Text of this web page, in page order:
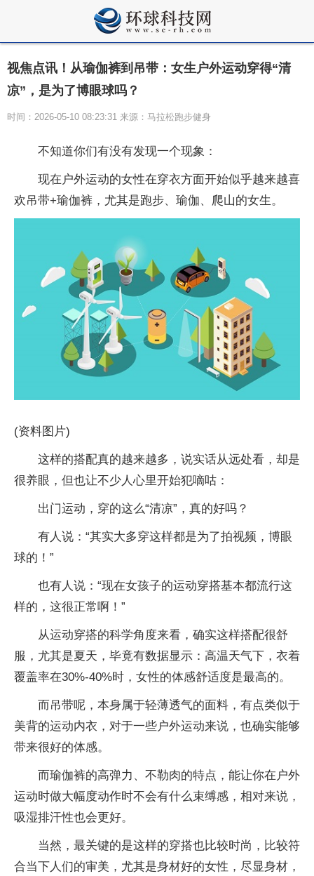
视焦点讯！从瑜伽裤到吊带：女生户外运动穿得“清
凉”，是为了博眼球吗？
时间：2026-05-10 08:23:31 来源：马拉松跑步健身
不知道你们有没有发现一个现象：
现在户外运动的女性在穿衣方面开始似乎越来越喜
欢吊带+瑜伽裤，尤其是跑步、瑜伽、爬山的女生。
(资料图片)
这样的搭配真的越来越多，说实话从远处看，却是
很养眼，但也让不少人心里开始犯嘀咕：
出门运动，穿的这么“清凉”，真的好吗？
有人说：“其实大多穿这样都是为了拍视频，博眼
球的！”
也有人说：“现在女孩子的运动穿搭基本都流行这
样的，这很正常啊！”
从运动穿搭的科学角度来看，确实这样搭配很舒
服，尤其是夏天，毕竟有数据显示：高温天气下，衣着
覆盖率在30%-40%时，女性的体感舒适度是最高的。
而吊带呢，本身属于轻薄透气的面料，有点类似于
美背的运动内衣，对于一些户外运动来说，也确实能够
带来很好的体感。
而瑜伽裤的高弹力、不勒肉的特点，能让你在户外
运动时做大幅度动作时不会有什么束缚感，相对来说，
吸湿排汗性也会更好。
当然，最关键的是这样的穿搭也比较时尚，比较符
合当下人们的审美，尤其是身材好的女性，尽显身材，